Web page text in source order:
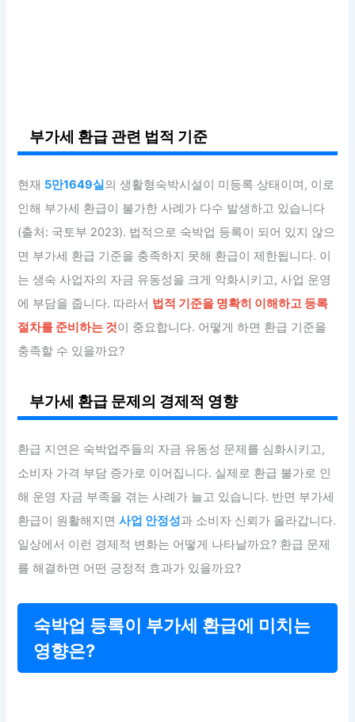
부가세 환급 관련 법적 기준
현재 5만1649실의 생활형숙박시설이 미등록 상태이며, 이로
인해 부가세 환급이 불가한 사례가 다수 발생하고 있습니다
(출처: 국토부 2023). 법적으로 숙박업 등록이 되어 있지 않으
면 부가세 환급 기준을 충족하지 못해 환급이 제한됩니다. 이
는 생숙 사업자의 자금 유동성을 크게 악화시키고, 사업 운영
에 부담을 줍니다. 따라서 법적 기준을 명확히 이해하고 등록
절차를 준비하는 것이 중요합니다. 어떻게 하면 환급 기준을
충족할 수 있을까요?
부가세 환급 문제의 경제적 영향
환급 지연은 숙박업주들의 자금 유동성 문제를 심화시키고,
소비자 가격 부담 증가로 이어집니다. 실제로 환급 불가로 인
해 운영 자금 부족을 겪는 사례가 늘고 있습니다. 반면 부가세
환급이 원활해지면사업 안정성과 소비자 신뢰가 올라갑니다.
일상에서 이런 경제적 변화는 어떻게 나타날까요? 환급 문제
를 해결하면 어떤 긍정적 효과가 있을까요?
숙박업 등록이 부가세 환급에 미치는
영향은?